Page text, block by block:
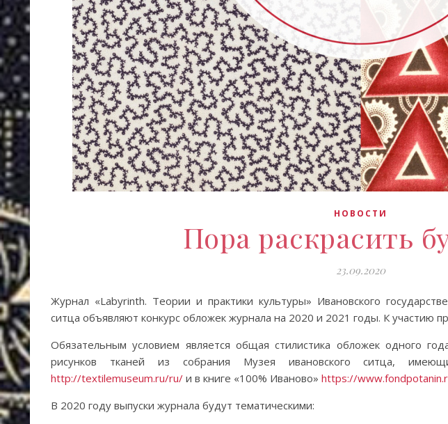
НОВОСТИ
Пора раскрасить
23.09.2020
Журнал «Labyrinth. Теории и практики культуры» Ивановского
ситца объявляют конкурс обложек журнала на 2020 и 2021 годы. К участию
Обязательным условием является общая стилистика обложек одного
рисунков тканей из собрания Музея ивановского ситца,
http://textilemuseum.ru/ru/ и в книге «100% Иваново» https://
В 2020 году выпуски журнала будут тематическими: